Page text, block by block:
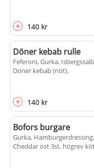
+ 140 kr
Döner kebab rulle
Feferoni, Gurka,
Döner kebab (nöt).
+ 140 kr
Bofors burgare
Gurka,
Cheddar ost 3st, högrev